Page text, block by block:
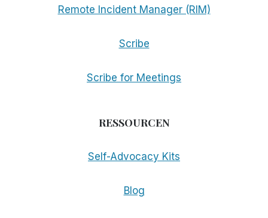
Remote Incident Manager (RIM)
Scribe
Scribe for Meetings
RESSOURCEN
Self-Advocacy Kits
Blog